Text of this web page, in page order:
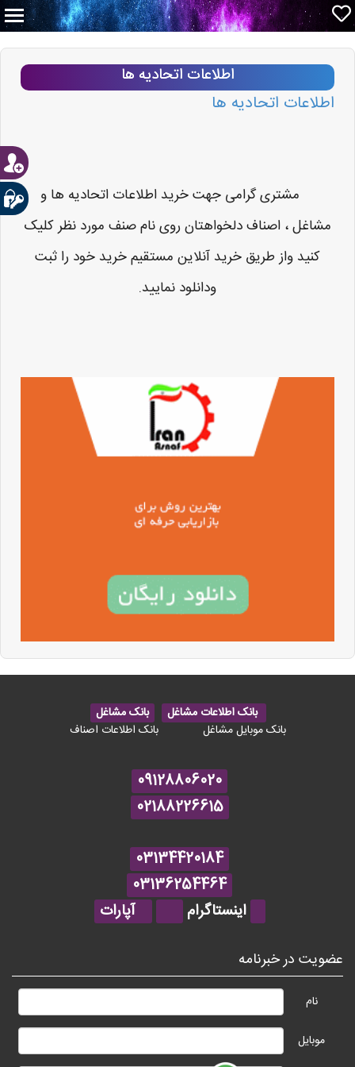
اطلاعات اتحادیه ها
اطلاعات اتحادیه ها
مشتری گرامی جهت خرید اطلاعات اتحادیه ها و
مشاغل ، اصناف دلخواهتان روی نام صنف مورد نظر کلیک
کنید واز طریق خرید آنلاین مستقیم خرید خود را ثبت
ودانلود نمایید.
بانک اطلاعات مشاغل
بانک مشاغل
بانک موبایل مشاغل
بانک اطلاعات اصناف
09128806020
02188226615
03134420184
03136254464
اینستاگرام
آپارات
عضویت در خبرنامه
نام
موبایل